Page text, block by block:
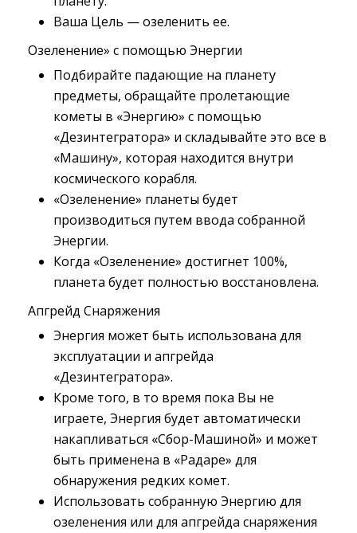
Ваша Цель — озеленить ее.
Озеленение» с помощью Энергии
Подбирайте падающие на планету
предметы, обращайте пролетающие
кометы в «Энергию» с помощью
«Дезинтегратора» и складывайте это все в
«Машину», которая находится внутри
космического корабля.
«Озеленение» планеты будет
производиться путем ввода собранной
Энергии.
Когда «Озеленение» достигнет 100%,
планета будет полностью восстановлена.
Апгрейд Снаряжения
Энергия может быть использована для
эксплуатации и апгрейда
«Дезинтегратора».
Кроме того, в то время пока Вы не
играете, Энергия будет автоматически
накапливаться «Сбор-Машиной» и может
быть применена в «Радаре» для
обнаружения редких комет.
Использовать собранную Энергию для
озеленения или для апгрейда снаряжения